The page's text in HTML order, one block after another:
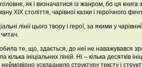
як і визначатися із жанром, бо ця книга
ХІХ століття, чарівної казки і героїчного
лінії цього твору і герої, за якими у
те, що, здається, до неї не наважувався
кілька ініціальних ліній. Ні – кілька десятків
ускладнило структуру тексту і